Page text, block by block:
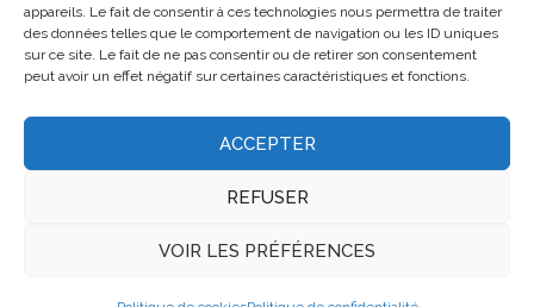
appareils. Le fait de consentir à ces technologies nous permettra de traiter
des données telles que le comportement de navigation ou les ID uniques
sur ce site. Le fait de ne pas consentir ou de retirer son consentement
peut avoir un effet négatif sur certaines caractéristiques et fonctions.
ACCEPTER
REFUSER
VOIR LES PRÉFÉRENCES
compte les données stockées à des fins administratives, légales
ou pour des raisons de sécurité.